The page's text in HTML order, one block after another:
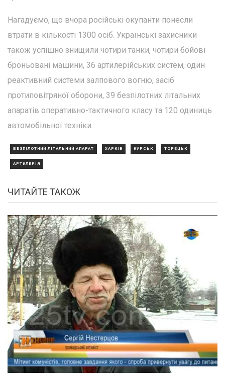
Нагадуємо, що вчора російські окупанти понесли
втрати в кількості 1300 осіб. Українські захисники
також успішно знищили чотири танки, чотири бойові
броньовані машини, 36 артилерійських систем, один
реактивний системи залпового вогню, засіб
протиповітряної оборони, 39 безпілотних літальних
апаратів оперативно-тактичного класу та 120 одиниць
автомобільної техніки.
БЕЗПІЛОТНИЙ ЛІТАЛЬНИЙ АПАРАТ ХАРКІВ КУРСЬК ТОРЕЦЬК
АРТИЛЕРІЯ
ЧИТАЙТЕ ТАКОЖ